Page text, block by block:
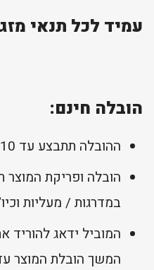
עמיד לכל תנאי מזג אוויר
הובלה חינם:
ההובלה תתבצע עד 10 ימי עבודה מיום קבלת התשלום להזמנה (למעט מוצרים בהזמנה מיוחדת כפי שמפורט בעמוד המוצר).
הובלה ופריקת
במדרגות / מעליות
המוביל ידאג
המשך הובלת המוצר